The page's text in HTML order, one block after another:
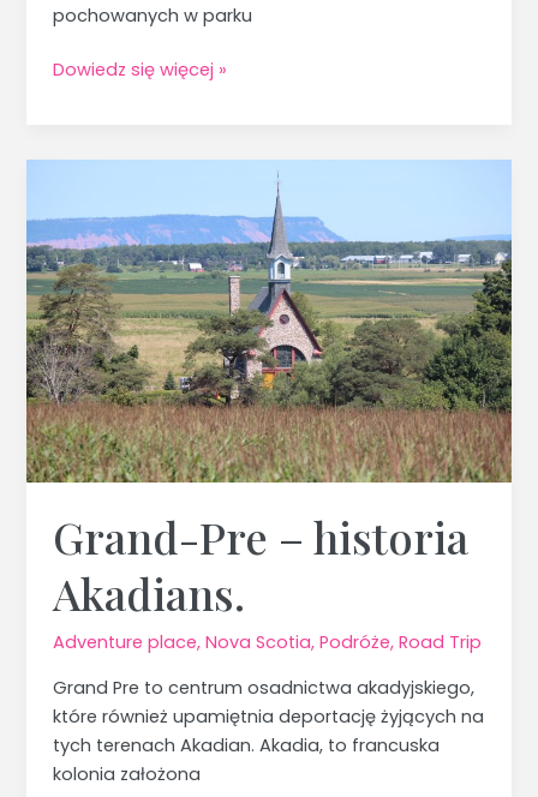
pochowanych w parku
Dowiedz się więcej »
Grand-Pre – historia
Akadians.
Adventure place,Nova Scotia,Podróże,Road Trip
Grand Pre to centrum osadnictwa akadyjskiego,
które również upamiętnia deportację żyjących na
tych terenach Akadian. Akadia, to francuska
kolonia założona
historia
Akadians.